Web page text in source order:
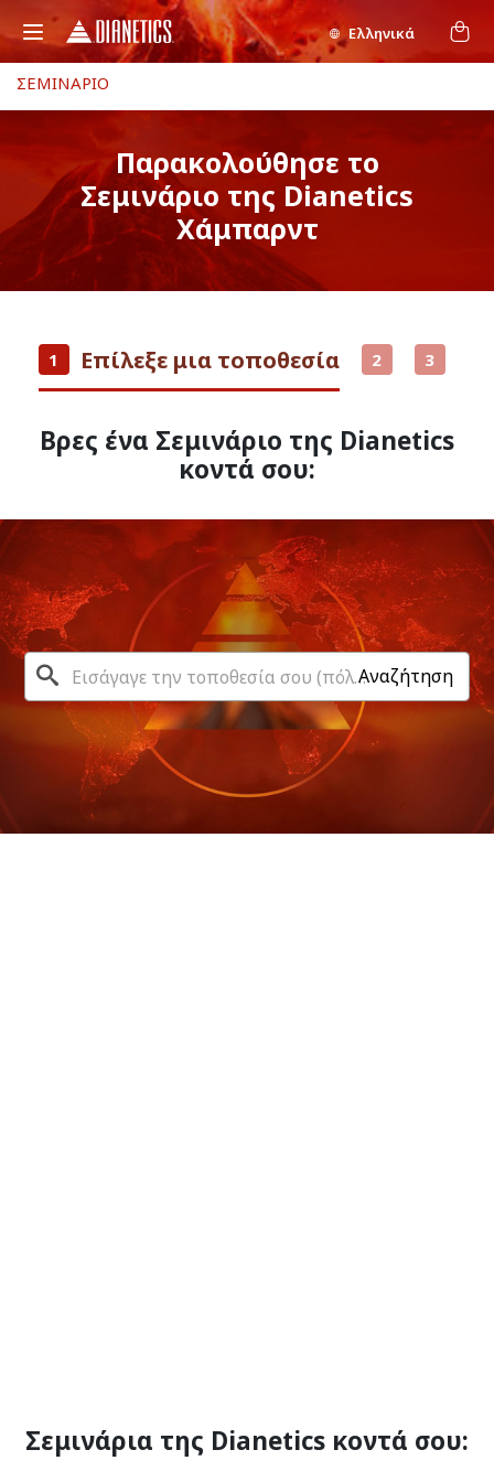
Ελληνικά
ΣΕΜΙΝΑΡΙΟ
Παρακολούθησε το
Σεμινάριο της Dianetics
Χάμπαρντ
1 Επίλεξε μια τοποθεσία 2 3
Βρες ένα Σεμινάριο της Dianetics
κοντά σου:
Αναζήτηση
Σεμινάρια της Dianetics κοντά σου: